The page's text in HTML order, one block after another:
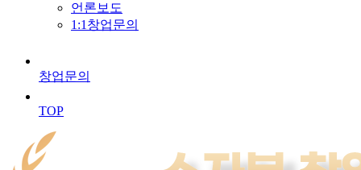
언론보도
1:1창업문의
창업문의
TOP